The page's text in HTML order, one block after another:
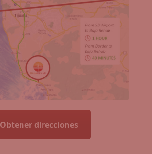
Obtener direcciones